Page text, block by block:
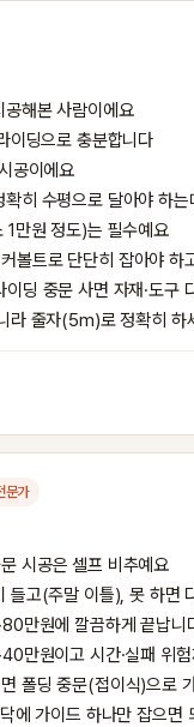
해본 사람이에요
딩으로 충분합니다
공이에요
확히 수평으로 달아야 하
1만원 정도)는 필수예요
볼트로 단단히 잡아야 하
딩 중문 사면 자재·도구
라 줄자(5m)로 정확히 하
가
시공은 셀프 비추예요
들고(주말 이틀), 못 하면
만원에 깔끔하게 끝납니
만원이고 시간·실패 위
폴딩 중문(접이식)으로
에 가이드 하나만 잡으면